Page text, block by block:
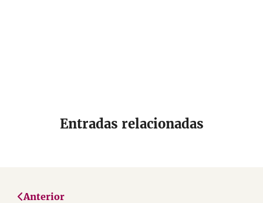
Entradas relacionadas
Anterior